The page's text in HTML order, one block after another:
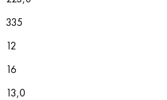
335
12
16
13,0